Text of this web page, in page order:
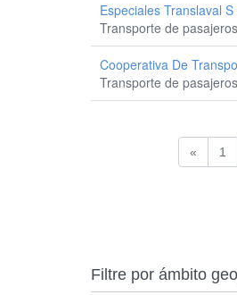
Especiales Translaval S
Transporte de pasajeros
Cooperativa De
Transporte de pasajeros
« 1
Filtre por ámbito